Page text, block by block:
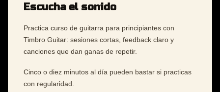
Escucha el sonido
Practica curso de guitarra para principiantes con
Timbro Guitar: sesiones cortas, feedback claro y
canciones que dan ganas de repetir.
Cinco o diez minutos al día pueden bastar si practicas
con regularidad.